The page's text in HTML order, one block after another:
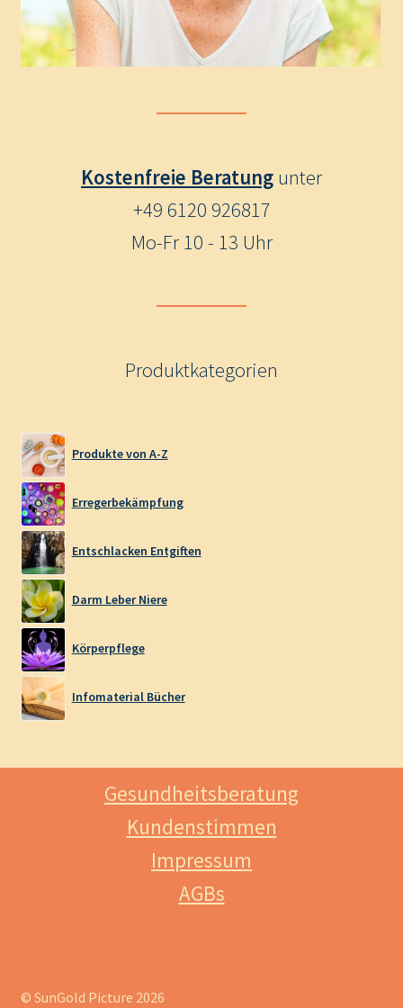
Kostenfreie Beratung unter
+49 6120 926817
Mo-Fr 10 - 13 Uhr
Produktkategorien
Produkte von A-Z
Erregerbekämpfung
Entschlacken Entgiften
Darm Leber Niere
Körperpflege
Infomaterial Bücher
Gesundheitsberatung
Kundenstimmen
Impressum
AGBs
© SunGold Picture 2026